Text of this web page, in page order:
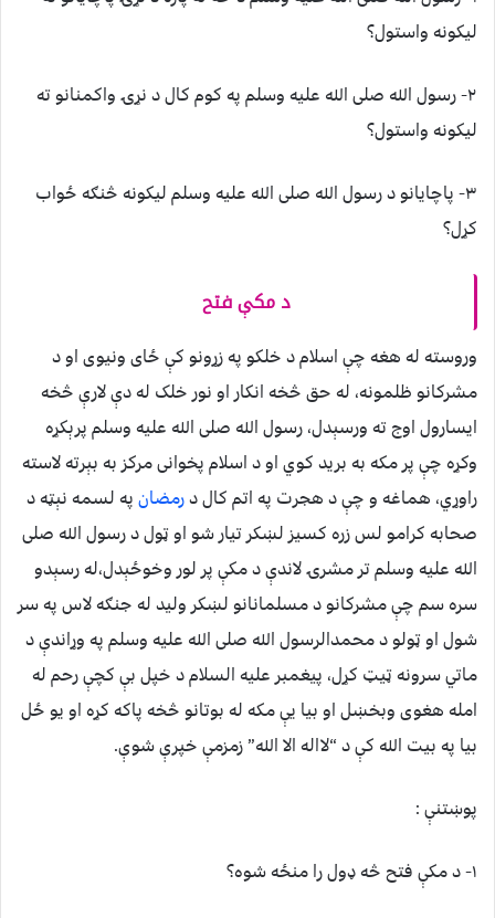
ليکونه واستول؟
۲- رسول الله صلی الله عليه وسلم په کوم کال د نړۍ واکمنانو ته
ليکونه واستول؟
۳- پاچايانو د رسول الله صلی الله عليه وسلم ليکونه څنګه ځواب
کړل؟
د مکې فتح
وروسته له هغه چې اسلام د خلکو په زړونو کې ځای ونيوی او د
مشرکانو ظلمونه، له حق څخه انکار او نور خلک له دې لارې څخه
ايسارول اوج ته ورسېدل، رسول الله صلی الله عليه وسلم پرېکړه
وکړه چې پر مکه به بريد کوي او د اسلام پخوانی مرکز به بېرته لاسته
راوړي، هماغه و چې د هجرت په اتم کال درمضانپه لسمه نېټه د
صحابه کرامو لس زره کسيز لښکر تيار شو او ټول د رسول الله صلی
الله عليه وسلم تر مشرۍ لاندې د مکې پر لور وخوځېدل،له رسېدو
سره سم چې مشرکانو د مسلمانانو لښکر وليد له جنګه لاس په سر
شول او ټولو د محمدالرسول الله صلی الله عليه وسلم په وړاندې د
ماتي سرونه ټيټ کړل، پيغمبر عليه السلام د خپل بې کچې رحم له
امله هغوی وبخښل او بيا يې مکه له بوتانو څخه پاکه کړه او يو ځل
بيا په بيت الله کې د “لااله الا الله” زمزمې خپرې شوې.
پوښتنې :
۱- د مکې فتح څه ډول را منځه شوه؟